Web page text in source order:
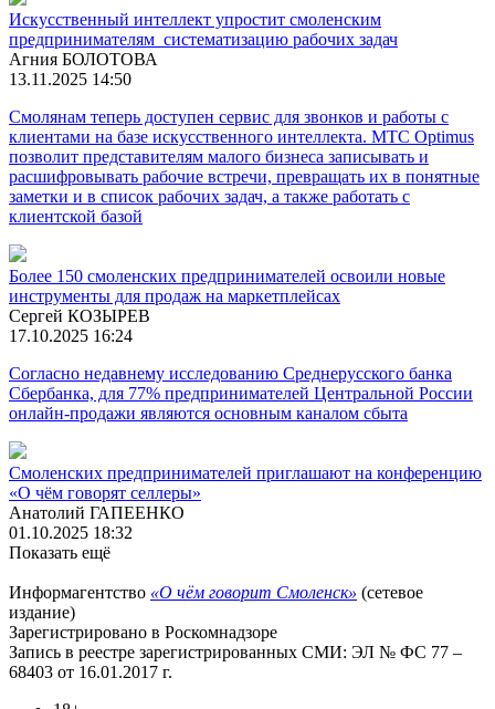
Искусственный интеллект упростит смоленским
предпринимателям систематизацию рабочих задач
Агния БОЛОТОВА
13.11.2025 14:50
Смолянам теперь доступен сервис для звонков и работы с
клиентами на базе искусственного интеллекта. МТС Optimus
позволит представителям малого бизнеса записывать и
расшифровывать рабочие встречи, превращать их в понятные
заметки и в список рабочих задач, а также работать с
клиентской базой
Более 150 смоленских предпринимателей освоили новые
инструменты для продаж на маркетплейсах
Сергей КОЗЫРЕВ
17.10.2025 16:24
Согласно недавнему исследованию Среднерусского банка
Сбербанка, для 77% предпринимателей Центральной России
онлайн-продажи являются основным каналом сбыта
Смоленских предпринимателей приглашают на конференцию
«О чём говорят селлеры»
Анатолий ГАПЕЕНКО
01.10.2025 18:32
Показать ещё
Информагентство «О чём говорит Смоленск» (сетевое
издание)
Зарегистрировано в Роскомнадзоре
Запись в реестре зарегистрированных СМИ: ЭЛ № ФС 77 –
68403 от 16.01.2017 г.